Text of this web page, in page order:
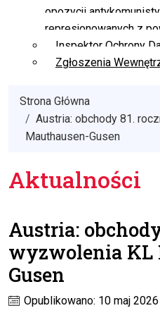
opozycji
represjonowanych z
Inspektor Ochrony
Zgłoszenia
Strona Główna
Austria: obchody 81.
Mauthausen-Gusen
Aktualności
Austria:
wyzwolenia KL
Gusen
Opublikowano: 10 maj 2026